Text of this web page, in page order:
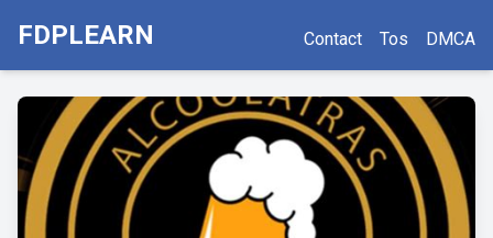
FDPLEARN Contact Tos DMCA